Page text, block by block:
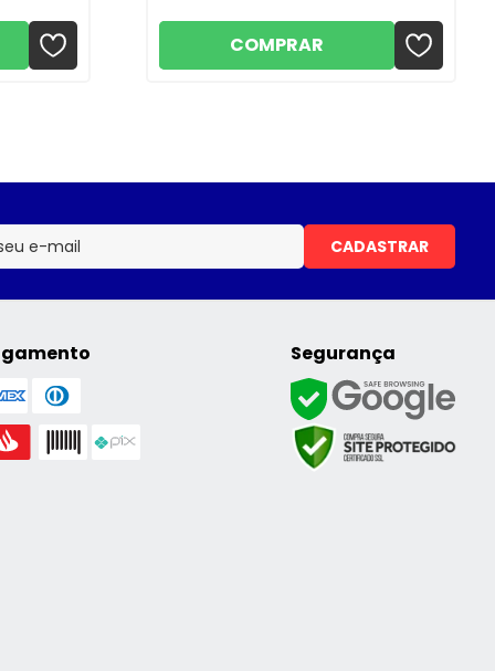
COMPRAR
CADASTRAR
Segurança